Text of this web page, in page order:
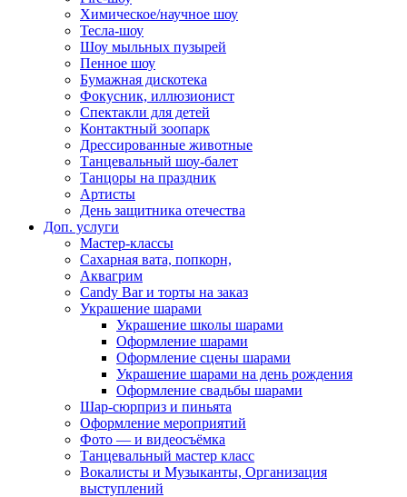
Химическое/научное шоу
Тесла-шоу
Шоу мыльных пузырей
Пенное шоу
Бумажная дискотека
Фокусник, иллюзионист
Спектакли для детей
Контактный зоопарк
Дрессированные животные
Танцевальный шоу-балет
Танцоры на праздник
Артисты
День защитника отечества
Доп. услуги
Мастер-классы
Сахарная вата, попкорн,
Аквагрим
Candy Bar и торты на заказ
Украшение шарами
Украшение школы шарами
Оформление шарами
Оформление сцены шарами
Украшение шарами на день рождения
Оформление свадьбы шарами
Шар-сюрприз и пиньята
Оформление мероприятий
Фото — и видеосъёмка
Танцевальный мастер класс
Вокалисты и Музыканты, Организация
выступлений